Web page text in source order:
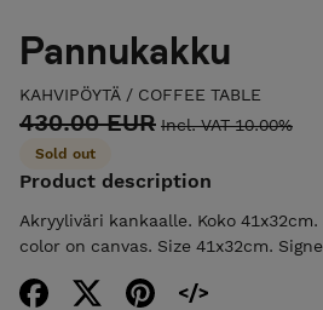
Pannukakku
KAHVIPÖYTÄ / COFFEE TABLE
430.00 EUR Incl. VAT 10.00%
Sold out
Product description
Akryyliväri kankaalle. Koko
color on canvas. Size 41x32cm.